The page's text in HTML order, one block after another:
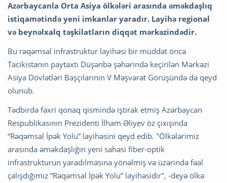
Azərbaycanla Orta Asiya ölkələri arasında əməkdaşlıq
istiqamətində yeni imkanlar yaradır. Layihə regional
və beynəlxalq təşkilatların diqqət mərkəzindədir.
Bu rəqəmsal infrastruktur layihəsi bir müddət öncə
Tacikistanın paytaxtı Düşənbə şəhərində keçirilən Mərkəzi
Asiya Dövlətləri Başçılarının V Məşvərət Görüşündə də qeyd
olunub.
Tədbirdə fəxri qonaq qismində iştirak etmiş Azərbaycan
Respublikasının Prezidenti İlham Əliyev öz çıxışında
“Rəqəmsal İpək Yolu” layihəsini qeyd edib. "Ölkələrimiz
arasında əməkdaşlığın yeni sahəsi fiber-optik
infrastrukturun yaradılmasına yönəlmiş və üzərində fəal
çalışdığımız “Rəqəmsal İpək Yolu” layihəsidir", -deyə ölkə